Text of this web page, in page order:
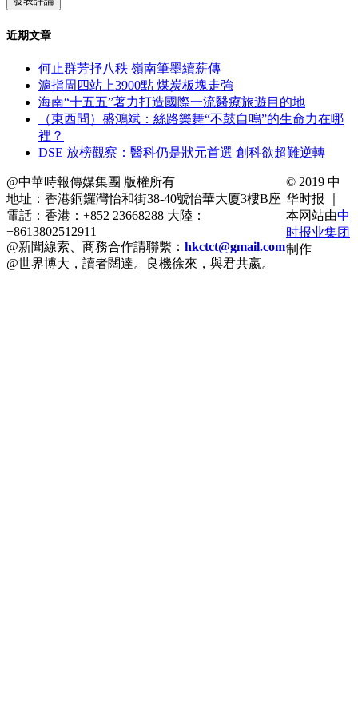
近期文章
何止群芳抒八秩 嶺南筆墨續薪傳
滬指周四站上3900點 煤炭板塊走強
海南“十五五”著力打造國際一流醫療旅遊目的地
（東西問）盛鴻斌：絲路樂舞“不鼓自鳴”的生命力在哪
裡？
DSE 放榜觀察：醫科仍是狀元首選 創科欲超難逆轉
@中華時報傳媒集團 版權所有
地址：香港銅鑼灣怡和街38-40號怡華大廈3樓B座
電話：香港：+852 23668288 大陸：
+8613802512911
@新聞線索、商務合作請聯繫： hkctct@gmail.com
@世界博大，讀者闊達。良機徐來，與君共嬴。
© 2019 中
华时报 ｜
本网站由中
时报业集团
制作